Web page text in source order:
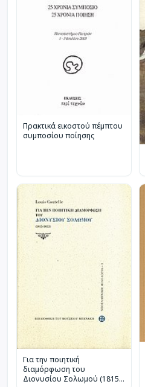
Πρακτικά εικοστού πέμπτου
συμποσίου ποίησης
Για την ποιητική
διαμόρφωση του
Διονυσίου Σολωμού (1815-